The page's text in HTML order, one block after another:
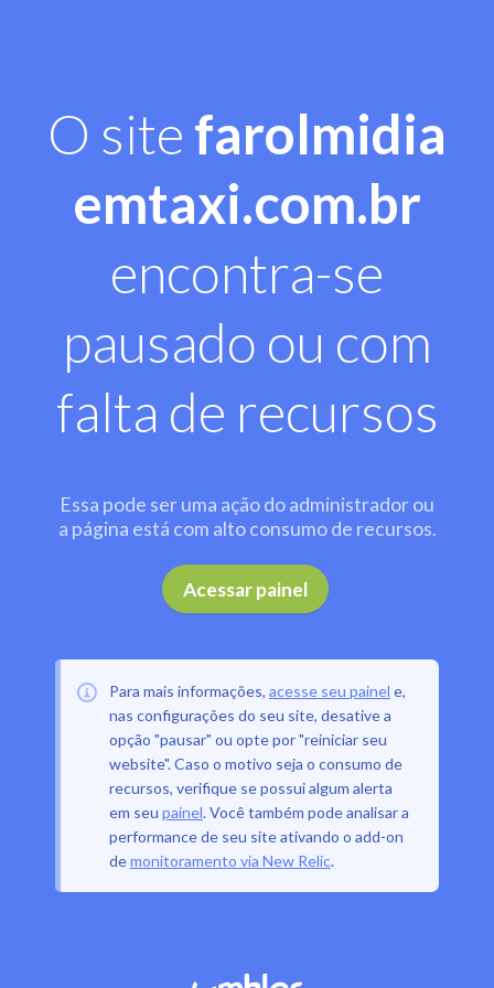
O site farolmidia
emtaxi.com.br
encontra-se
pausado ou com
falta de recursos
Essa pode ser uma ação do administrador ou
a página está com alto consumo de recursos.
Acessar painel .
Para mais informações, acesse seu painel e,
nas configurações do seu site, desative a
opção "pausar" ou opte por "reiniciar seu
website". Caso o motivo seja o consumo de
recursos, verifique se possui algum alerta
em seu painel. Você também pode analisar a
performance de seu site ativando o add-on
demonitoramento via New Relic.